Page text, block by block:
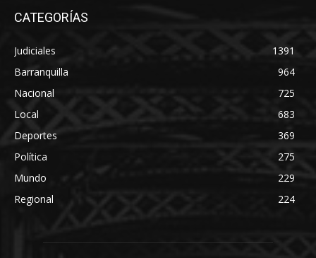
CATEGORÍAS
Judiciales
1391
Barranquilla
964
Nacional
725
Local
683
Deportes
369
Política
275
Mundo
229
Regional
224